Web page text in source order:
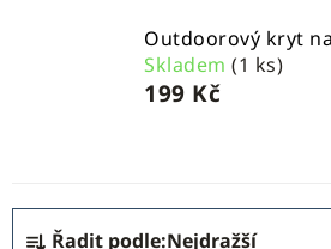
Outdoorový kryt
Skladem (1 ks)
199 Kč
Ř Řadit podle:Nejdražší